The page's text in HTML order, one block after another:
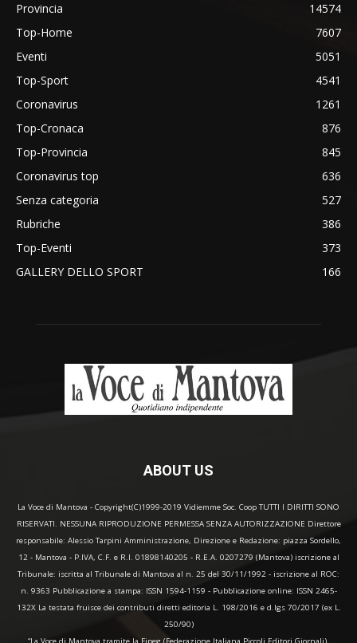
Provincia
14574
Top-Home
7607
Eventi
5051
Top-Sport
4541
Coronavirus
1261
Top-Cronaca
876
Top-Provincia
845
Coronavirus top
636
Senza categoria
527
Rubriche
386
Top-Eventi
373
GALLERY DELLO SPORT
166
ABOUT US
La Voce di Mantova - Copyright(C)1999-2019 Vidiemme Soc. Coop TUTTI I DIRITTI SONO
RISERVATI. NESSUNA RIPRODUZIONE PERMESSA SENZA AUTORIZZAZIONE Direttore
responsabile: Alessio Tarpini Amministrazione, Direzione e Redazione: piazza Sordello,
12 - Mantova - P.IVA, C.F. e R.I. 01898140205 - R.E.A. 0207279 (Mantova) iscrizione al
Tribunale: iscritta al Tribunale di Mantova al n. 25 del 30/11/1992 - iscrizione al ROC:
n. 9363 Pubblicazione a stampa: ISSN 1594-1159 - Pubblicazione online: ISSN 2465-
132X La testata fruisce dei contributi diretti editoria L. 198/2016 e d.lgs 70/2017 (ex L.
250/90)
“La Voce di Mantova tramite la Fipeg (Federazione Italiana Piccoli Editori Giornali),